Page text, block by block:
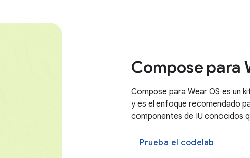
Compose para
Compose para Wear OS es un
y es el enfoque recomendado
componentes de IU conocidos
Prueba el codelab